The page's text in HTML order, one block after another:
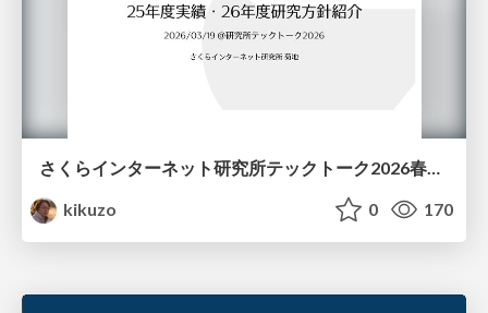
kikuzo
0 170